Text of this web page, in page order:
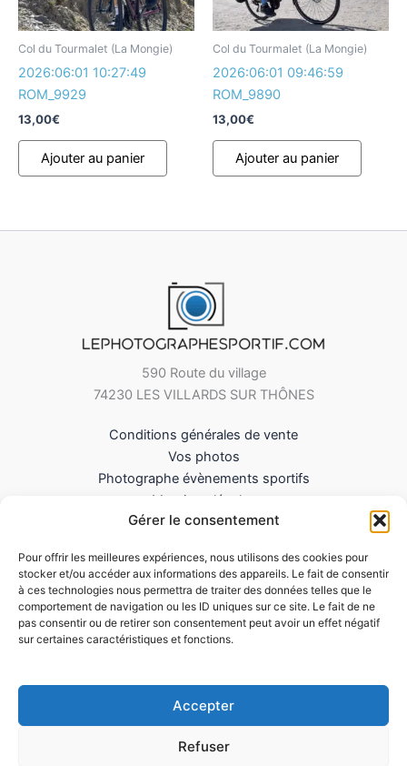
Gérer le consentement
Pour offrir les meilleures expériences, nous utilisons des cookies pour
stocker et/ou accéder aux informations des appareils. Le fait de consentir
à ces technologies nous permettra de traiter des données telles que le
comportement de navigation ou les ID uniques sur ce site. Le fait de ne
pas consentir ou de retirer son consentement peut avoir un effet négatif
sur certaines caractéristiques et fonctions.
Accepter
Refuser
Col du Tourmalet (La Mongie)
2026:06:01 10:27:49
ROM_9929
13,00€
Ajouter au panier
Col du Tourmalet (La Mongie)
2026:06:01 09:46:59
ROM_9890
13,00€
Ajouter au panier
590 Route du village
74230 LES VILLARDS SUR THÔNES
Conditions générales de vente
Vos photos
Photographe évènements sportifs
Mentions légales
Mes Téléchargements
Politique de cookies (UE)